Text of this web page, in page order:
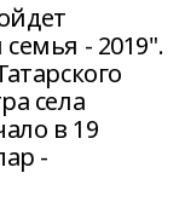
- 2019".
села
в 19
-